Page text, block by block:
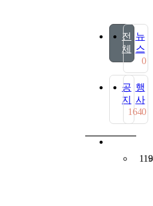
전
체
뉴
스
0
공
지
164
행
사
0
119